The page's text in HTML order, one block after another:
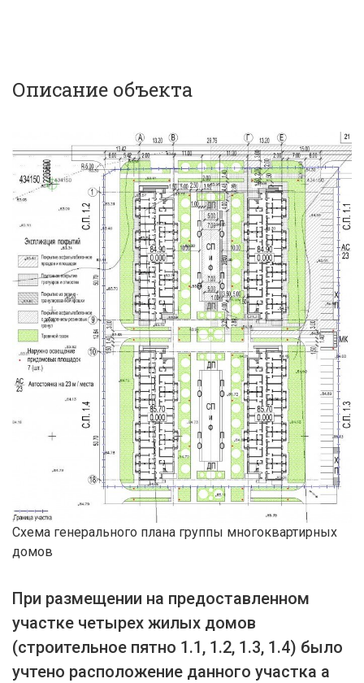
Описание объекта
Схема генерального плана группы многоквартирных
домов
При размещении на предоставленном
участке четырех жилых домов
(строительное пятно 1.1, 1.2, 1.3, 1.4) было
учтено расположение данного участка а